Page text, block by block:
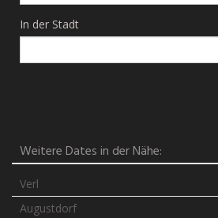
In der Stadt
Weitere Dates in der Nähe:
Verl
Augustdorf